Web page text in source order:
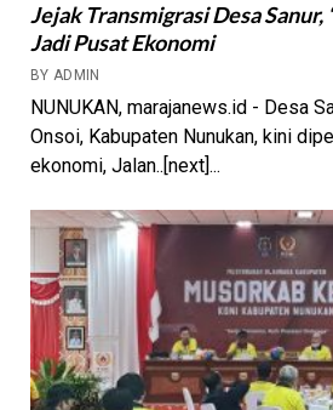
Jejak Transmigrasi Desa
Jadi Pusat Ekonomi
BY ADMIN
NUNUKAN, marajanews.id - Desa
Onsoi, Kabupaten Nunukan, kini
ekonomi, Jalan..[next]...